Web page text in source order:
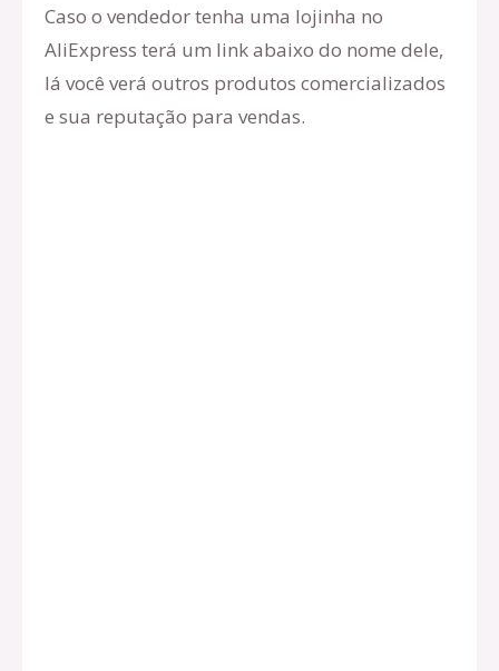
Caso o vendedor tenha uma lojinha no
AliExpress terá um link abaixo do nome dele,
lá você verá outros produtos comercializados
e sua reputação para vendas.